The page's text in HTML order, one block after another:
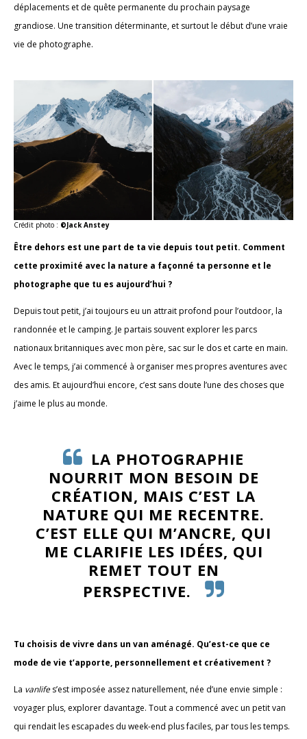
déplacements et de quête permanente du prochain paysage
grandiose. Une transition déterminante, et surtout le début d’une vraie
vie de photographe.
Crédit photo : ©Jack Anstey
Être dehors est une part de ta vie depuis tout petit. Comment
cette proximité avec la nature a façonné ta personne et le
photographe que tu es aujourd’hui ?
Depuis tout petit, j’ai toujours eu un attrait profond pour l’outdoor, la
randonnée et le camping. Je partais souvent explorer les parcs
nationaux britanniques avec mon père, sac sur le dos et carte en main.
Avec le temps, j’ai commencé à organiser mes propres aventures avec
des amis. Et aujourd’hui encore, c’est sans doute l’une des choses que
j’aime le plus au monde.
LA PHOTOGRAPHIE
NOURRIT MON BESOIN DE
CRÉATION, MAIS C’EST LA
NATURE QUI ME RECENTRE.
C’EST ELLE QUI M’ANCRE, QUI
ME CLARIFIE LES IDÉES, QUI
REMET TOUT EN
PERSPECTIVE.
Tu choisis de vivre dans un van aménagé. Qu’est-ce que ce
mode de vie t’apporte, personnellement et créativement ?
La vanlifes’est imposée assez naturellement, née d’une envie simple :
voyager plus, explorer davantage. Tout a commencé avec un petit van
qui rendait les escapades du week-end plus faciles, par tous les temps.